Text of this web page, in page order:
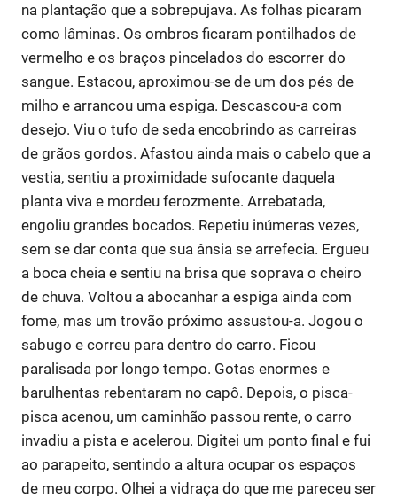
na plantação que a sobrepujava. As folhas picaram
como lâminas. Os ombros ficaram pontilhados de
vermelho e os braços pincelados do escorrer do
sangue. Estacou, aproximou-se de um dos pés de
milho e arrancou uma espiga. Descascou-a com
desejo. Viu o tufo de seda encobrindo as carreiras
de grãos gordos. Afastou ainda mais o cabelo que a
vestia, sentiu a proximidade sufocante daquela
planta viva e mordeu ferozmente. Arrebatada,
engoliu grandes bocados. Repetiu inúmeras vezes,
sem se dar conta que sua ânsia se arrefecia. Ergueu
a boca cheia e sentiu na brisa que soprava o cheiro
de chuva. Voltou a abocanhar a espiga ainda com
fome, mas um trovão próximo assustou-a. Jogou o
sabugo e correu para dentro do carro. Ficou
paralisada por longo tempo. Gotas enormes e
barulhentas rebentaram no capô. Depois, o pisca-
pisca acenou, um caminhão passou rente, o carro
invadiu a pista e acelerou. Digitei um ponto final e fui
ao parapeito, sentindo a altura ocupar os espaços
de meu corpo. Olhei a vidraça do que me pareceu ser